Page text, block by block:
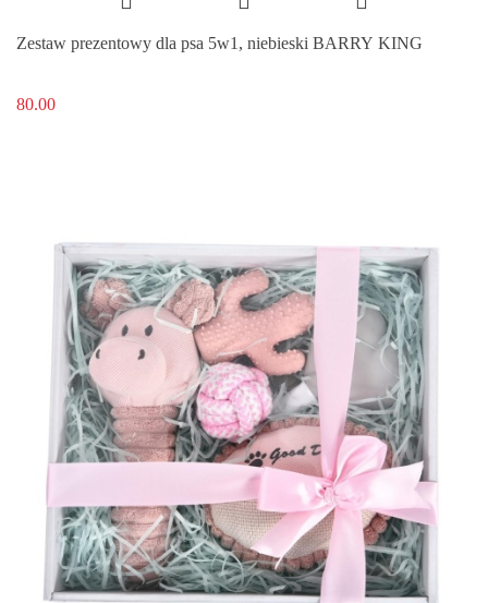
Zestaw prezentowy dla psa 5w1, niebieski BARRY KING
80.00